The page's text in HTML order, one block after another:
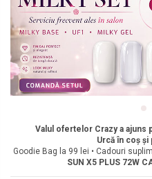
Valul ofertelor Crazy a ajuns
Urcă în coș
Goodie Bag la 99 lei • Cadouri
SUN X5 PLUS 72W